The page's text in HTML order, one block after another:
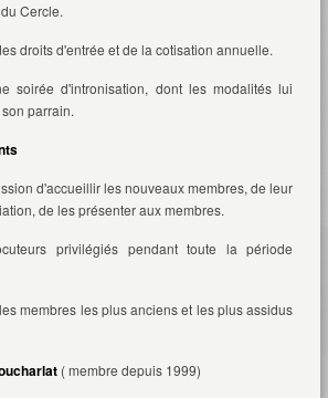
Cercle.
droits d'entrée et de la cotisation annuelle.
soirée d'intronisation, dont les modalités lui
parrain.
d'accueillir les nouveaux membres, de leur
de les présenter aux membres.
privilégiés pendant toute la période
membres les plus anciens et les plus assidus
( membre depuis 1999)